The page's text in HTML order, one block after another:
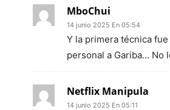
MboChui
14 junio 2025 En 05:54
Y la primera técnica
personal a Gariba… No
Netflix Manipula
14 junio 2025 En 05:11